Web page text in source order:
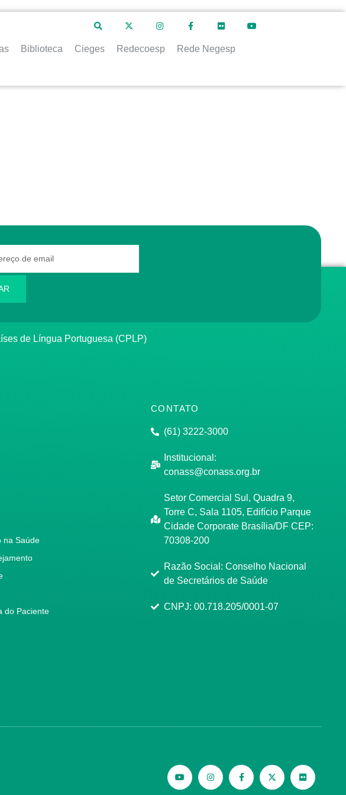
Biblioteca Cieges Redecoesp Rede Negesp
de Língua Portuguesa (CPLP)
na Saúde
do Paciente
CONTATO
(61) 3222-3000
Institucional:
conass@conass.org.br
Setor Comercial Sul, Quadra 9,
Torre C, Sala 1105, Edifício Parque
Cidade Corporate Brasília/DF CEP:
70308-200
Razão Social: Conselho Nacional
de Secretários de Saúde
CNPJ: 00.718.205/0001-07